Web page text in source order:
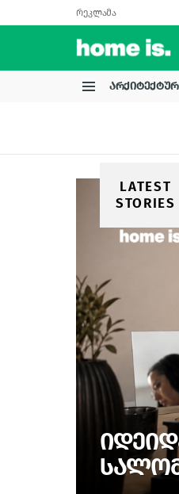
რეკლამა
LATEST
STORIES